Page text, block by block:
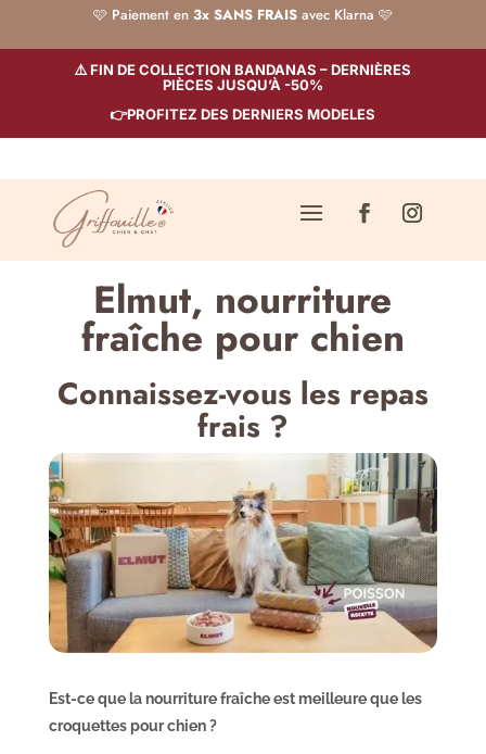
🩷 Paiement en 3x SANS FRAISavec Klarna 🩷
⚠️ FIN DE COLLECTION BANDANAS – DERNIÈRES
PIÈCES JUSQU’À -50%
👉PROFITEZ DES DERNIERS MODELES
Elmut, nourriture
fraîche pour chien
Connaissez-vous les repas
frais ?
Est-ce que la nourriture fraîche est meilleure que les
croquettes pour chien ?